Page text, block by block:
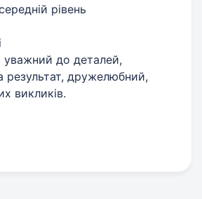
рівень
уважний до деталей,
результат, дружелюбний,
викликів.